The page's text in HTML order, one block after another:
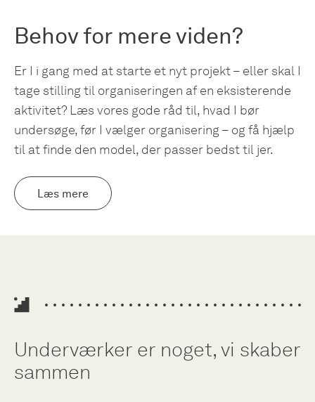
Behov for mere viden?
Er I i gang med at starte et nyt projekt – eller skal I
tage stilling til organiseringen af en eksisterende
aktivitet? Læs vores gode råd til, hvad I bør
undersøge, før I vælger organisering – og få hjælp
til at finde den model, der passer bedst til jer.
Læs mere
Underværker er noget, vi skaber
sammen